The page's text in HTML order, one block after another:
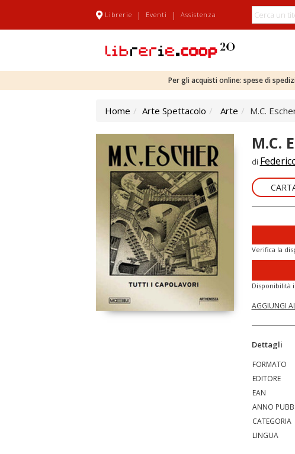
Librerie | Eventi | Assistenza
Per gli acquisti online: spese di
Home Arte Spettacolo Arte M.C.
M.C.
di
Verifica la
Disponibilità
AGGIUNGI
Dettagli
FORMATO
EDITORE
EAN
ANNO
CATEGORIA
LINGUA